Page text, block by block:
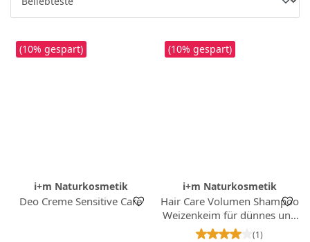
(10% gespart)
i+m Naturkosmetik
Deo Creme Sensitive Care
(10% gespart)
i+m Naturkosmetik
Hair Care Volumen Shampoo
Weizenkeim für dünnes und
feines Haar(1)